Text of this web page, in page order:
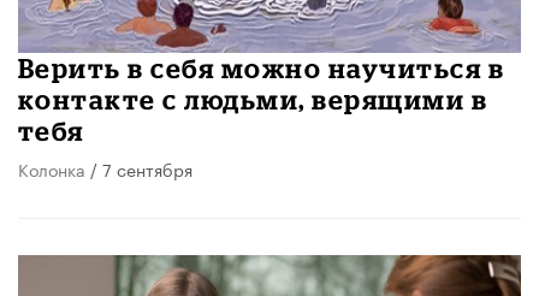
Верить в себя можно научиться в
контакте с людьми, верящими в
тебя
Колонка / 7 сентября